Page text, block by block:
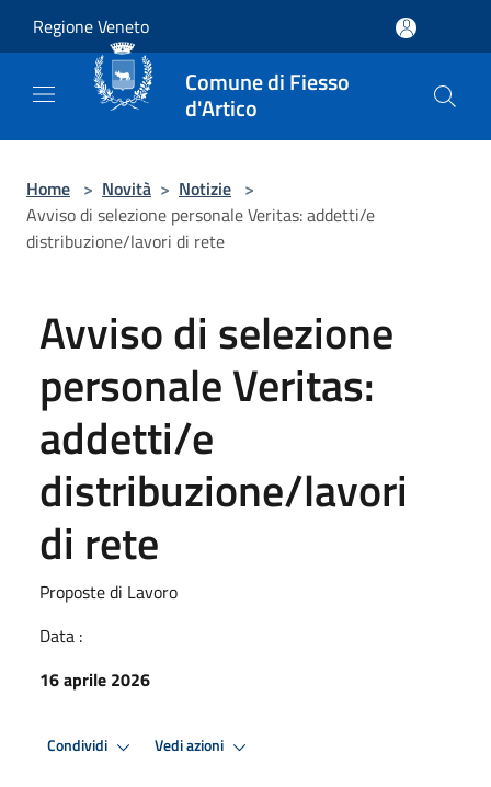
Regione Veneto
Comune di Fiesso
d'Artico
Home > Novità > Notizie >
Avviso di selezione personale Veritas: addetti/e
distribuzione/lavori di rete
Avviso di selezione
personale Veritas:
addetti/e
distribuzione/lavori
di rete
Proposte di Lavoro
Data :
16 aprile 2026
Condividi Vedi azioni